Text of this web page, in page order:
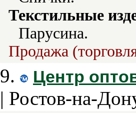
Текстильные
Парусина.
Продажа
9. Центр
| Ростов-на-